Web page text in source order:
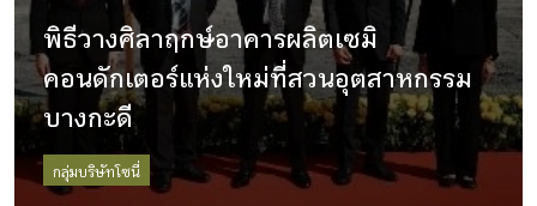
พิธีวางศิลาฤกษ์อาคารผลิตเซมิ
คอนดักเตอร์แห่งใหม่ที่สวนอุตสาหกรรม
บางกะดี
กลุ่มบริษัทโซนี่